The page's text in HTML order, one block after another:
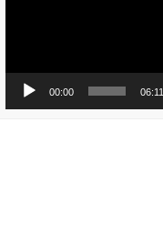
00:00 06:11